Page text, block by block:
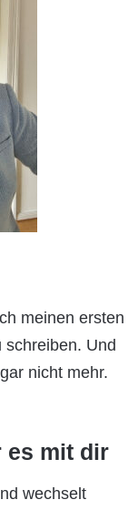
meinen ersten
Und
nicht mehr.
es mit dir
wechselt